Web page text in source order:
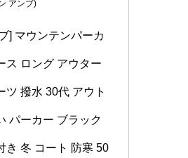
アンブ)
] マウンテンパーカ
ス ロング アウター
ツ 撥水 30代 アウト
パーカー ブラック
き 冬 コート 防寒 50